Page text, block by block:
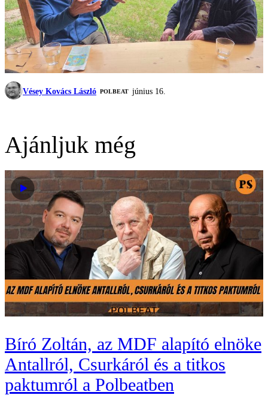
Vésey Kovács László ‎POLBEAT június 16.
Ajánljuk még
Bíró Zoltán, az MDF alapító elnöke
Antallról, Csurkáról és a titkos
paktumról a Polbeatben